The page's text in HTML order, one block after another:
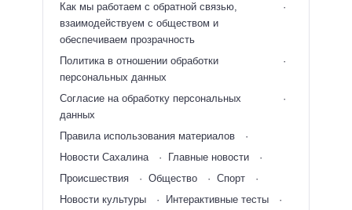
Как мы работаем с обратной связью,
взаимодействуем с обществом и
обеспечиваем прозрачность
Политика в отношении обработки
персональных данных
Согласие на обработку персональных
данных
Правила использования материалов
Новости Сахалина
Главные новости
Происшествия
Общество
Спорт
Новости культуры
Интерактивные тесты